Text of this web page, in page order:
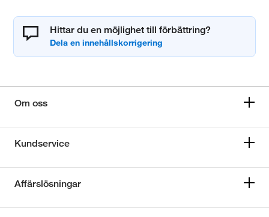
Hittar du en möjlighet till förbättring?
Om oss
Kundservice
Affärslösningar